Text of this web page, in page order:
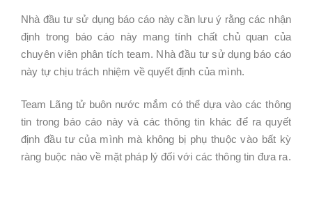
Nhà đầu tư sử dụng báo cáo này cần lưu ý rằng các nhận
định trong báo cáo này mang tính chất chủ quan của
chuyên viên phân tích team. Nhà đầu tư sử dụng báo cáo
này tự chịu trách nhiệm về quyết định của mình.
Team Lãng tử buôn nước mắm có thể dựa vào các thông
tin trong báo cáo này và các thông tin khác để ra quyết
định đầu tư của mình mà không bị phụ thuộc vào bất kỳ
ràng buộc nào về mặt pháp lý đối với các thông tin đưa ra.